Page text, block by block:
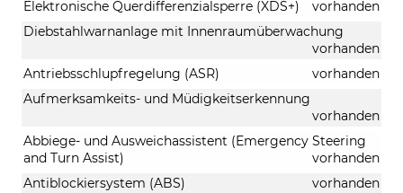
Elektronische Querdifferenzialsperre (XDS+)
vorhanden
Diebstahlwarnanlage mit Innenraumüberwachung
vorhanden
Antriebsschlupfregelung (ASR)
vorhanden
Aufmerksamkeits- und Müdigkeitserkennung
vorhanden
Abbiege- und Ausweichassistent (Emergency Steering
and Turn Assist)
vorhanden
Antiblockiersystem (ABS)
vorhanden